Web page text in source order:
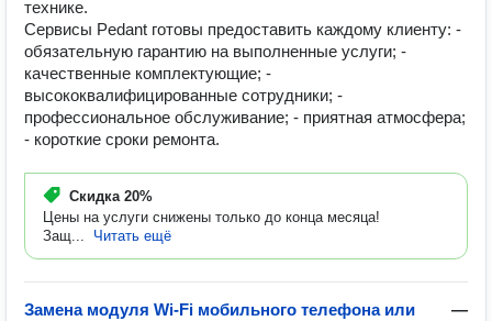
технике.
Сервисы Pedant готовы предоставить каждому клиенту: -
обязательную гарантию на выполненные услуги; -
качественные комплектующие; -
высококвалифицированные сотрудники; -
профессиональное обслуживание; - приятная атмосфера;
- короткие сроки ремонта.
Скидка 20%
Цены на услуги снижены только до конца месяца!
Защ...
Читать ещё
Замена модуля Wi-Fi мобильного телефона или
—